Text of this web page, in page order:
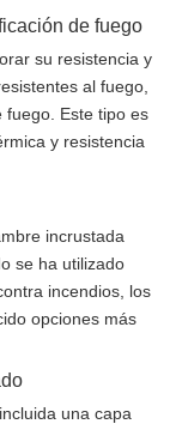
de fuego
su resistencia y
al fuego,
fuego. Este tipo es
y resistencia
incrustada
se ha utilizado
incendios, los
opciones más
una capa